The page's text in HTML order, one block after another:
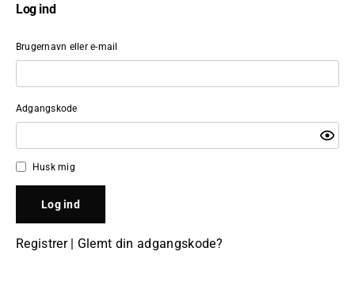
Log ind
Brugernavn eller e-mail
Adgangskode
Husk mig
Registrer| Glemt din adgangskode?